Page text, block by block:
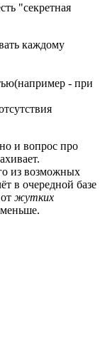
"секретная
каждому
- при
и вопрос про
из возможных
в очередной базе
жутких